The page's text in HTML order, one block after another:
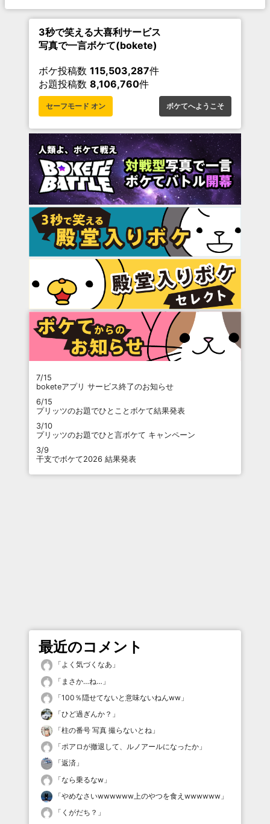
3秒で笑える大喜利サービス
写真で一言ボケて(bokete)
ボケ投稿数 115,503,287件
お題投稿数 8,106,760件
セーフモード オン ボケてへようこそ
7/15
boketeアプリ サービス終了のお知らせ
6/15
プリッツのお題でひとことボケて結果発表
3/10
プリッツのお題でひと言ボケて キャンペーン
3/9
干支でボケて2026 結果発表
最近のコメント
「よく気づくなあ 」
「 まさか…ね… 」
「100％隠せてないと意味ないねんww 」
「ひど過ぎんか？ 」
「柱の番号 写真 撮らないとね 」
「ポアロが撤退して、ルノアールになったか 」
「返済 」
「なら乗るなw 」
「やめなさいwwwwww上のやつを食えwwwwww 」
「 くがだち？ 」